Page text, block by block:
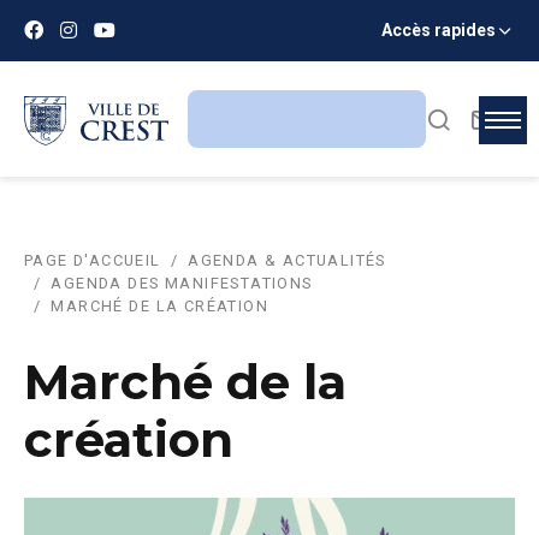
Accès rapides
PAGE D'ACCUEIL
AGENDA & ACTUALITÉS
AGENDA DES MANIFESTATIONS
MARCHÉ DE LA CRÉATION
Marché de la
création